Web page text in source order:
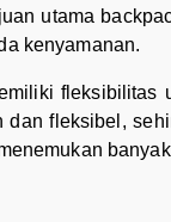
utama
kenyamanan.
dan fleksibel,